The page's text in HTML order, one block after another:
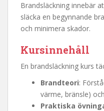
Brandsläckning innebär
släcka en begynnande
och minimera skador.
Kursinnehåll
En brandsläckning kurs
Brandteori:
värme, bränsle)
Praktiska